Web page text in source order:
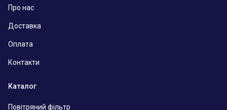
Про нас
Доставка
Оплата
Контакти
Каталог
Повітряний фільтр